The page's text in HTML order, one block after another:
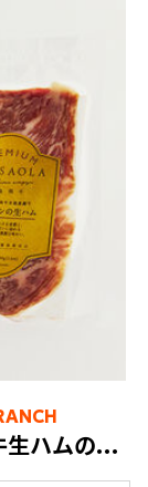
増田德兵衞商店 月の桂と黒毛和牛生ハムのマリアージュセット